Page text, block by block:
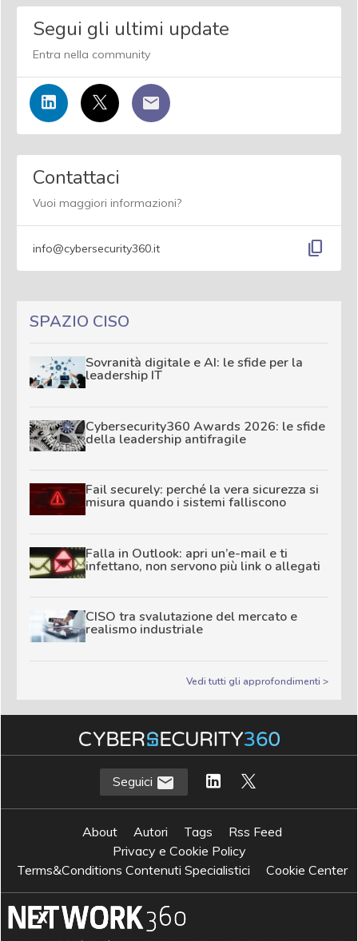
Segui gli ultimi update
Entra nella community
Contattaci
Vuoi maggiori informazioni?
info@cybersecurity360.it content_copy
SPAZIO CISO
Sovranità digitale e AI: le sfide per la
leadership IT
Cybersecurity360 Awards 2026: le sfide
della leadership antifragile
Fail securely: perché la vera sicurezza si
misura quando i sistemi falliscono
Falla in Outlook: apri un’e-mail e ti
infettano, non servono più link o allegati
CISO tra svalutazione del mercato e
realismo industriale
Vedi tutti gli approfondimenti >
Seguici
About Autori Tags
Rss Feed
Privacy e Cookie Policy
Terms&Conditions Contenuti Specialistici
Cookie Center